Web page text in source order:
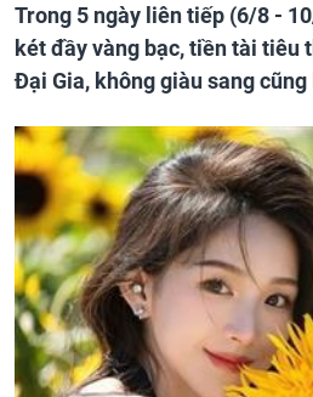
Trong 5 ngày liên tiếp (6/8 -
két đầy vàng bạc, tiền tài tiêu
Đại Gia, không giàu sang cũng